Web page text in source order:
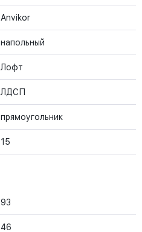
Anvikor
напольный
Лофт
ЛДСП
прямоугольник
15
93
46